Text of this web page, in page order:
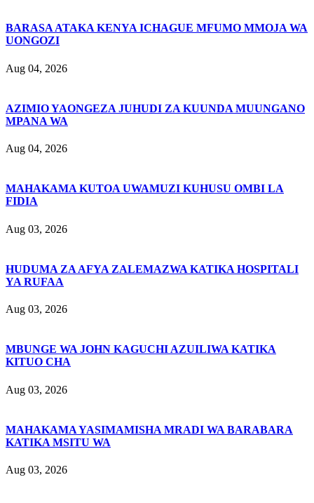
BARASA ATAKA KENYA ICHAGUE MFUMO MMOJA WA
UONGOZI
Aug 04, 2026
AZIMIO YAONGEZA JUHUDI ZA KUUNDA MUUNGANO
MPANA WA
Aug 04, 2026
MAHAKAMA KUTOA UWAMUZI KUHUSU OMBI LA
FIDIA
Aug 03, 2026
HUDUMA ZA AFYA ZALEMAZWA KATIKA HOSPITALI
YA RUFAA
Aug 03, 2026
MBUNGE WA JOHN KAGUCHI AZUILIWA KATIKA
KITUO CHA
Aug 03, 2026
MAHAKAMA YASIMAMISHA MRADI WA BARABARA
KATIKA MSITU WA
Aug 03, 2026